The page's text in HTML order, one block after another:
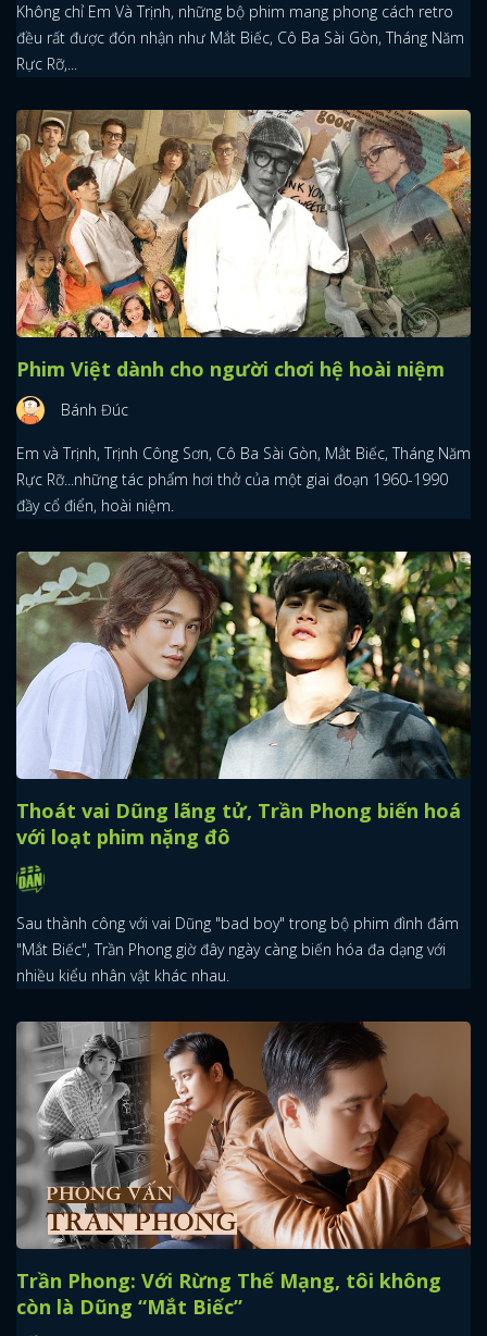
FACEBOOK
Không chỉ Em Và Trịnh, những bộ phim mang phong cách retro
đều rất được đón nhận như Mắt Biếc, Cô Ba Sài Gòn, Tháng Năm
Rực Rỡ,...
Phim Việt dành cho người chơi hệ hoài niệm
Bánh Đúc
Em và Trịnh, Trịnh Công Sơn, Cô Ba Sài Gòn, Mắt Biếc, Tháng Năm
Rực Rỡ...những tác phẩm hơi thở của một giai đoạn 1960-1990
đầy cổ điển, hoài niệm.
Thoát vai Dũng lãng tử, Trần Phong biến hoá
với loạt phim nặng đô
Sau thành công với vai Dũng "bad boy" trong bộ phim đình đám
"Mắt Biếc", Trần Phong giờ đây ngày càng biến hóa đa dạng với
nhiều kiểu nhân vật khác nhau.
Trần Phong: Với Rừng Thế Mạng, tôi không
còn là Dũng “Mắt Biếc”